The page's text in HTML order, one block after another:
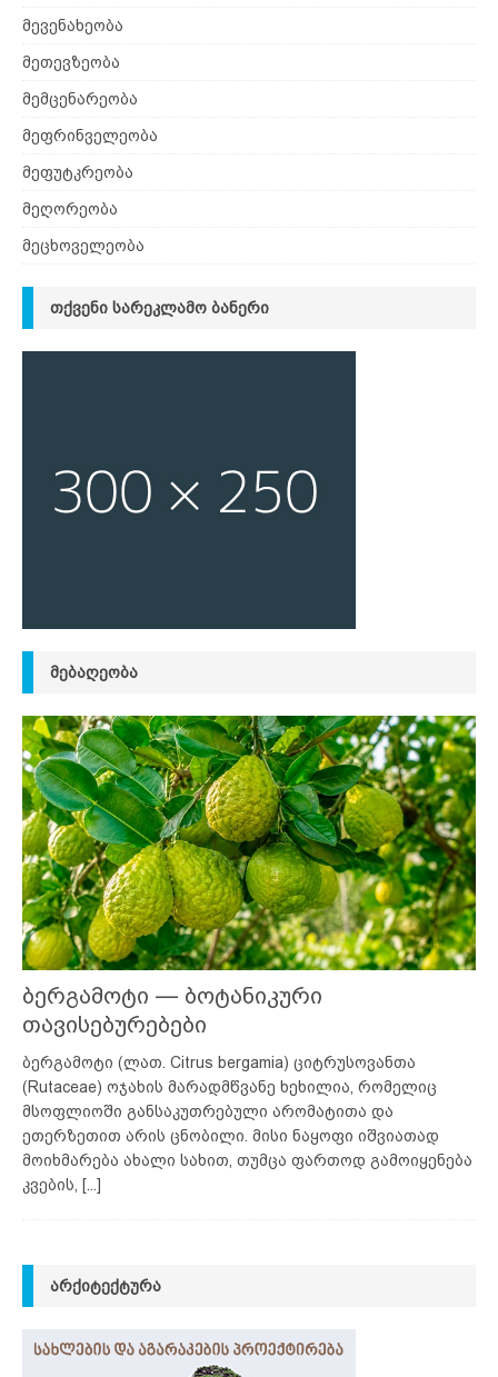
მევენახეობა
მეთევზეობა
მემცენარეობა
მეფრინველეობა
მეფუტკრეობა
მეღორეობა
მეცხოველეობა
ᲗᲥᲕᲔᲜᲘ ᲡᲐᲠᲔᲙᲚᲐᲛᲝ ᲑᲐᲜᲔᲠᲘ
ᲛᲔᲑᲐᲦᲔᲝᲑᲐ
ბერგამოტი — ბოტანიკური
თავისებურებები
ბერგამოტი (ლათ. Citrus bergamia) ციტრუსოვანთა
(Rutaceae) ოჯახის მარადმწვანე ხეხილია, რომელიც
მსოფლიოში განსაკუთრებული არომატითა და
ეთერზეთით არის ცნობილი. მისი ნაყოფი იშვიათად
მოიხმარება ახალი სახით, თუმცა ფართოდ გამოიყენება
კვების, [...]
ᲐᲠᲥᲘᲢᲔᲥᲢᲣᲠᲐ